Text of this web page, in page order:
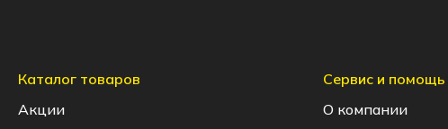
Каталог товаров
Акции
Сервис и помощь
О компании